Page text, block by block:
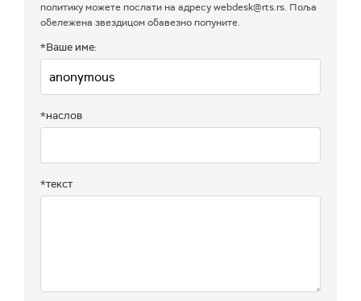
политику можете послати на адресу webdesk@rts.rs. Поља
обележена звездицом обавезно попуните.
*Ваше име:
*наслов
*текст